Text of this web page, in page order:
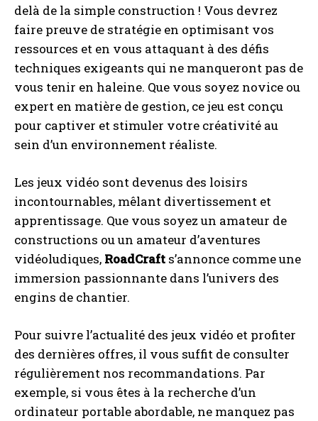
delà de la simple construction ! Vous devrez
faire preuve de stratégie en optimisant vos
ressources et en vous attaquant à des défis
techniques exigeants qui ne manqueront pas de
vous tenir en haleine. Que vous soyez novice ou
expert en matière de gestion, ce jeu est conçu
pour captiver et stimuler votre créativité au
sein d’un environnement réaliste.
Les jeux vidéo sont devenus des loisirs
incontournables, mêlant divertissement et
apprentissage. Que vous soyez un amateur de
constructions ou un amateur d’aventures
vidéoludiques, RoadCraft s’annonce comme une
immersion passionnante dans l’univers des
engins de chantier.
Pour suivre l’actualité des jeux vidéo et profiter
des dernières offres, il vous suffit de consulter
régulièrement nos recommandations. Par
exemple, si vous êtes à la recherche d’un
ordinateur portable abordable, ne manquez pas